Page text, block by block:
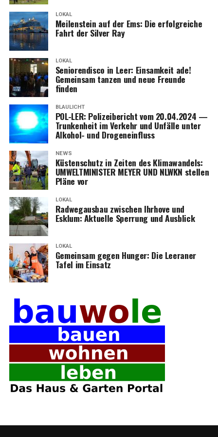
sorgt das optio­na­le Bosch ABS Paket der Advan­ce Aus­
stat­tung. Eure Rei­se kann beginnen!
LOKAL
Mei­len­stein auf der Ems: Die erfolg­rei­che
Fahrt der Sil­ver Ray
LOKAL
Senio­ren­dis­co in Leer: Ein­sam­keit ade!
Gemein­sam tan­zen und neue Freun­de
finden
BLAULICHT
POL-LER: Poli­zei­be­richt vom 20.04.2024 —
Trun­ken­heit im Ver­kehr und Unfäl­le unter
Alko­hol- und Drogeneinfluss
NEWS
Küs­ten­schutz in Zei­ten des Kli­ma­wan­dels:
UMWELTMINISTER MEYER UND NLWKN stel­len
Plä­ne vor
LOKAL
Rad­weg­aus­bau zwi­schen Ihr­ho­ve und
Esklum: Aktu­el­le Sper­rung und Ausblick
LOKAL
Gemein­sam gegen Hun­ger: Die Leera­ner
Tafel im Einsatz